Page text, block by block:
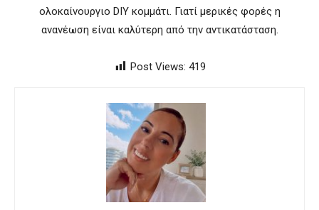
ολοκαίνουργιο DIY κομμάτι. Γιατί μερικές φορές η
ανανέωση είναι καλύτερη από την αντικατάσταση.
Post Views: 419